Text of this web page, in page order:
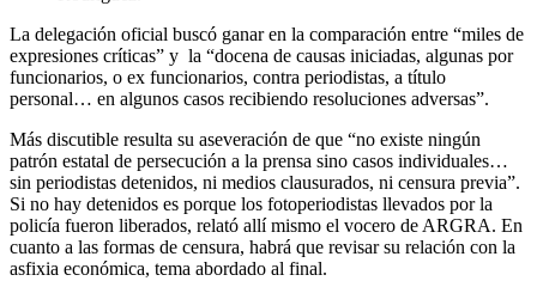
La delegación oficial buscó ganar en la comparación entre “miles de
expresiones críticas” y la “docena de causas iniciadas, algunas por
funcionarios, o ex funcionarios, contra periodistas, a título
personal… en algunos casos recibiendo resoluciones adversas”.
Más discutible resulta su aseveración de que “no existe ningún
patrón estatal de persecución a la prensa sino casos individuales…
sin periodistas detenidos, ni medios clausurados, ni censura previa”.
Si no hay detenidos es porque los fotoperiodistas llevados por la
policía fueron liberados, relató allí mismo el vocero de ARGRA. En
cuanto a las formas de censura, habrá que revisar su relación con la
asfixia económica, tema abordado al final.